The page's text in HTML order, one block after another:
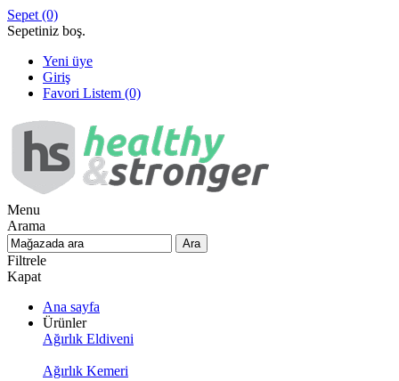
Sepet (0)
Sepetiniz boş.
Yeni üye
Giriş
Favori Listem (0)
Menu
Arama
Filtrele
Kapat
Ana sayfa
Ürünler
Ağırlık Eldiveni
Ağırlık Kemeri